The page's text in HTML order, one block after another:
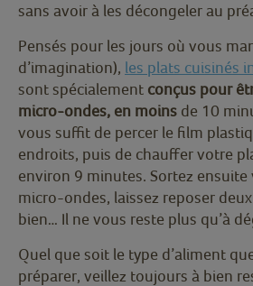
sans avoir à les décongeler au
Pensés pour les jours où vous
d’imagination), les plats cuisinés
sont spécialement conçus pour
micro-ondes, en moins de 10
vous suffit de percer le film
endroits, puis de chauffer votre
environ 9 minutes. Sortez
micro-ondes, laissez reposer
bien… Il ne vous reste plus qu’à
Quel que soit le type d’aliment
préparer, veillez toujours à bien